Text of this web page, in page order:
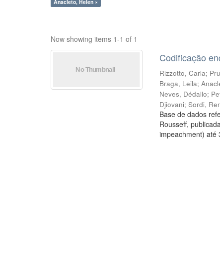
Anacleto, Helen ×
Now showing items 1-1 of 1
Codificação
Rizzotto, Carla;
Braga, Leila;
Neves, Dédallo;
Djiovani;Sordi,
Base de dados
Rousseff,
impeachment) até